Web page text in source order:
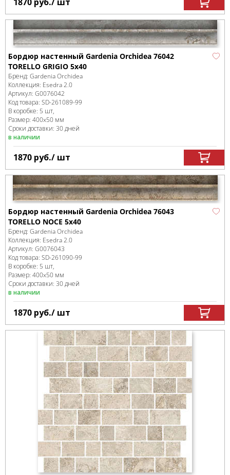
Бордюр настенный Gardenia Orchidea 76042
TORELLO GRIGIO 5x40
Бренд: Gardenia Orchidea
Коллекция: Esedra 2.0
Артикул: G0076042
Код товара: SD-261089-99
В коробке: 5 шт,
Размер: 400x50 мм
Сроки доставки: 30 дней
в наличии
1870 руб./ шт
Бордюр настенный Gardenia Orchidea 76043
TORELLO NOCE 5x40
Бренд: Gardenia Orchidea
Коллекция: Esedra 2.0
Артикул: G0076043
Код товара: SD-261090-99
В коробке: 5 шт,
Размер: 400x50 мм
Сроки доставки: 30 дней
в наличии
1870 руб./ шт